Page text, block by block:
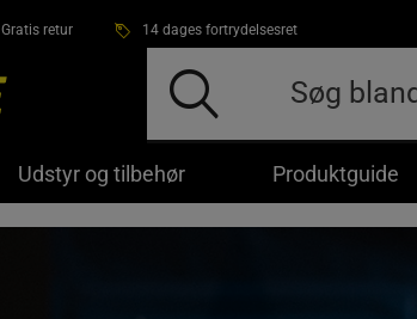
Gratis retur 14 dages fortrydelsesret
Udstyr og tilbehør Produktguide